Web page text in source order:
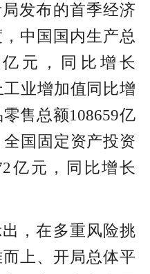
发布的首季经济
中国国内生产总
亿元，同比增长
业增加值同比增
售总额108659亿
国固定资产投资
亿元，同比增长
，在多重风险挑
上、开局总体平